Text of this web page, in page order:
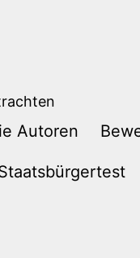
Autoren